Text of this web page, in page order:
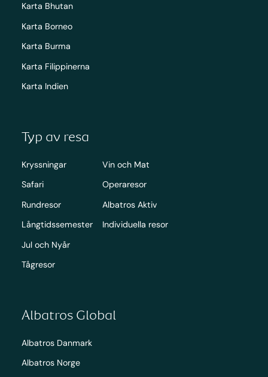
Karta Bhutan
Karta Borneo
Karta Burma
Karta Filippinerna
Karta Indien
Typ av resa
Kryssningar
Safari
Rundresor
Långtidssemester
Jul och Nyår
Tågresor
Vin och Mat
Operaresor
Albatros Aktiv
Individuella resor
Albatros Global
Albatros Danmark
Albatros Norge